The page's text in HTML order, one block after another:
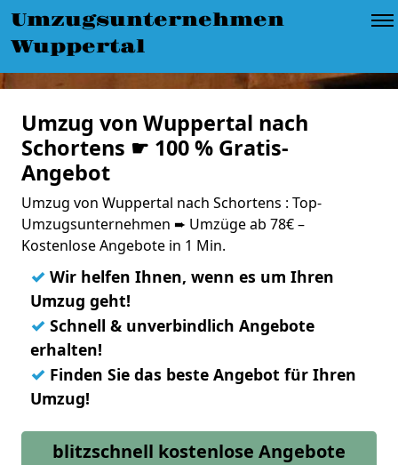
Umzugsunternehmen
Wuppertal
Umzug von Wuppertal nach
Schortens ☛ 100 % Gratis-
Angebot
Umzug von Wuppertal nach Schortens : Top-
Umzugsunternehmen ➨ Umzüge ab 78€ –
Kostenlose Angebote in 1 Min.
✓ Wir helfen Ihnen, wenn es um Ihren
Umzug geht!
✓ Schnell & unverbindlich Angebote
erhalten!
✓ Finden Sie das beste Angebot für Ihren
Umzug!
blitzschnell kostenlose Angebote